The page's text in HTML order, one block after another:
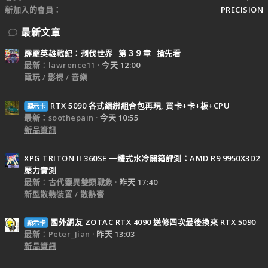
新加入的會員
PRECISION
最新文章
霹靂英雄戰紀：刜伐世界─第３９章─搶先看
最新：lawrence11
今天 12:00
電玩 / 影視 / 音樂
顯示卡
RTX 5090 各式綑綁組合包再現, 買卡+卡+板+CPU
最新：soothepain
今天 10:55
新品資訊
XPG TRITON II 360SE 一體式水冷開箱評測：AMD R9 9950X3D2
壓力實測
最新：古代靈異雙頭戰象
昨天 17:40
新型散熱裝置 / 散熱膏
顯示卡
國外網友 ZOTAC RTX 4090 送修四次最後換來 RTX 5090
最新：Peter_Jian
昨天 13:03
新品資訊